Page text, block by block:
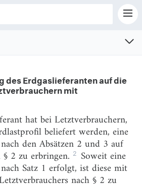
von leitungsgebundenem Erdgas
2051)
(BGBl. I S. Nr. 347)
Begriffsbestimmungen,
Internetadressen
an Letztverbraucher
des Erdgaslieferanten auf die
mit
hat bei Letztverbrauchern,
beliefert werden, eine
den Absätzen 2 und 3 auf
2 zu erbringen. 2 Soweit eine
Satz 1 erfolgt, ist diese mit
nach § 2 zu